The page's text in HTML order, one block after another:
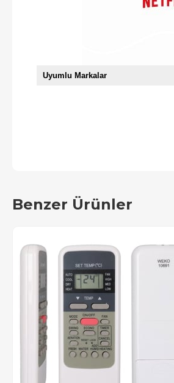
Uyumlu Markalar
Benzer Ürünler